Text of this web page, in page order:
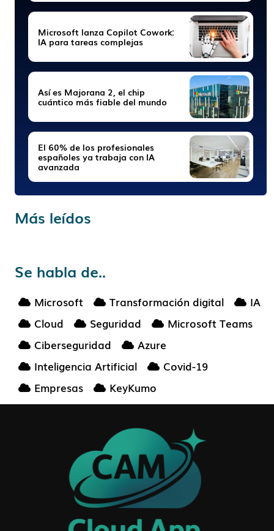
Microsoft lanza Copilot Cowork:
IA para tareas complejas
Así es Majorana 2, el chip
cuántico más fiable del mundo
El 60% de los profesionales
españoles ya trabaja con IA
avanzada
Más leídos
Se habla de..
Microsoft Transformación digital
IA
Cloud
Seguridad
Microsoft Teams
Ciberseguridad
Azure
Inteligencia Artificial
Covid-19
Empresas
KeyKumo